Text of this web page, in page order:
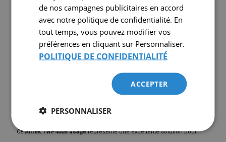
Ils sont idéaux pour les applications industrielles telles que :
Fabrication
Transformation alimentaire
ÉQUIPEMENT USAGÉ DISPONIBLE
CeAirtek TWP400B usagéreprésente une excellente solution pour :
de nos campagnes publicitaires en accord
avec notre politique de confidentialité. En
tout temps, vous pouvez modifier vos
préférences en cliquant sur Personnaliser.
POLITIQUE DE CONFIDENTIALITÉ
ACCEPTER
PERSONNALISER